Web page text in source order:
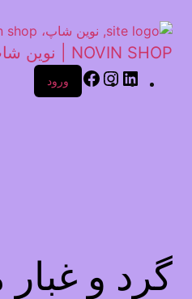
NOVIN SHOP | نوین شاپ
ورود
گرد و غبار